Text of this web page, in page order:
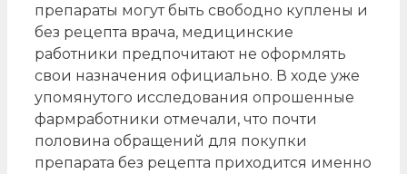
препараты могут быть свободно куплены и
без рецепта врача, медицинские
работники предпочитают не оформлять
свои назначения официально. В ходе уже
упомянутого исследования опрошенные
фармработники отмечали, что почти
половина обращений для покупки
препарата без рецепта приходится именно